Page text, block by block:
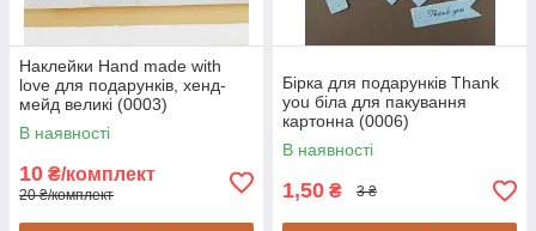
Наклейки Hand made with
love для подарунків, хенд-
мейд великі (0003)
В наявності
10 ₴/комплект
20 ₴/комплект
Бірка для подарунків Thank
you біла для пакування
картонна (0006)
В наявності
1,50 ₴ 3 ₴